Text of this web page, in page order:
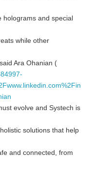
and special
while other
Ara Ohanian (
evolve and Systech is
solutions that help
and connected, from